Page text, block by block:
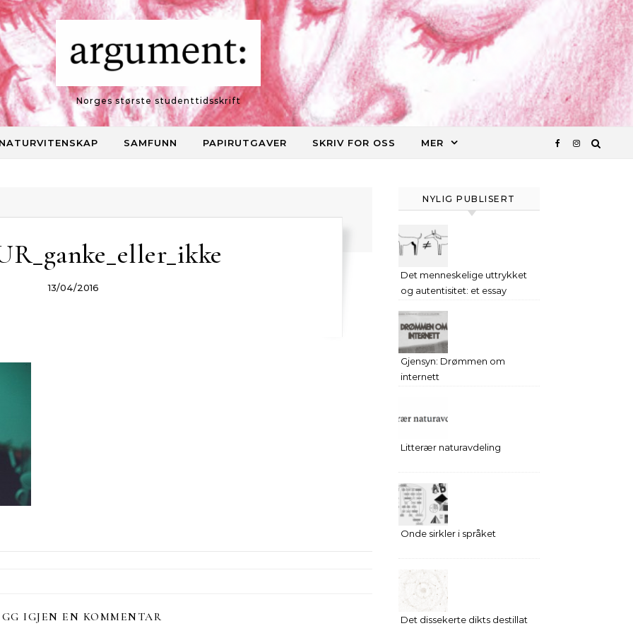
Norges største studenttidsskrift
SAMFUNN PAPIRUTGAVER SKRIV FOR OSS MER
13/04/2016
IGJEN EN KOMMENTAR
NYLIG PUBLISERT
Det menneskelige uttrykket
og autentisitet: et essay
Gjensyn: Drømmen om
internett
Litterær naturavdeling
Onde sirkler i språket
Det dissekerte dikts destillat